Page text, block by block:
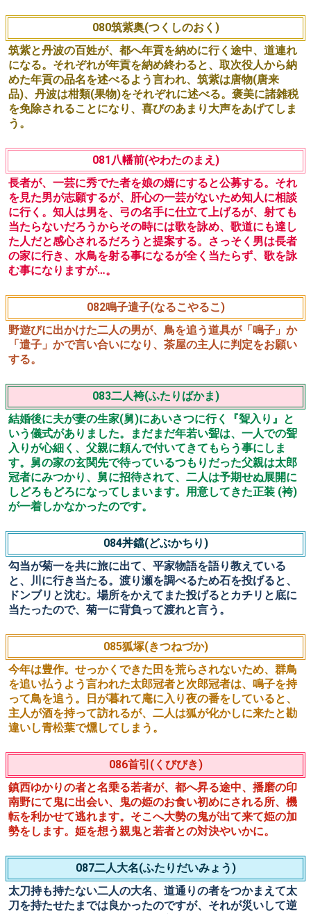
)に伝える。同じ鳥を、一方は「がん」、また一方は「かり
がね」と言う両人に、奏者は理由を問いますが、二人は見
事それぞれの由来を語り、目出度く国へと帰っていきま
す。両人が相舞で舞う「三段ノ舞」も見どころとなりま
す。
078松楪(まつゆずりは)
なる。年貢の品によそおえた歌を詠むよう命じられ、見事
に詠み、褒美に諸雑税を免除され、盃をいただき、松と楪
のめでたさを謡います。
※松も楪も正月飾りに使われます
079蛭子大黒(えびすだいこく)
摂津の国の男が、比叡山の大黒天と西宮の夷三郎を自宅へ
招こうとする。家にしめ縄を張り、待ち受けるところへ夷
080筑紫奥(つくしのおく)
筑紫と丹波の百姓が、都へ年貢を納めに行く途中、道連れ
になる。それぞれが年貢を納め終わると、取次役人から納
品)、丹波は柑類(果物)をそれぞれに述べる。褒美に諸雑税
を免除されることになり、喜びのあまり大声をあげてしま
う。
081八幡前(やわたのまえ)
長者が、一芸に秀でた者を娘の婿にすると公募する。それ
を見た男が志願するが、肝心の一芸がないため知人に相談
に行く。知人は男を、弓の名手に仕立て上げるが、射ても
た人だと感心されるだろうと提案する。さっそく男は長者
の家に行き、水鳥を射る事になるが全く当たらず、歌を詠
む事になりますが…。
082鳴子遣子(なるこやるこ)
「遣子」かで言い合いになり、茶屋の主人に判定をお願い
083二人袴(ふたりばかま)
結婚後に夫が妻の生家(舅)にあいさつに行く『聟入り』と
いう儀式がありました。まだまだ年若い聟は、一人での聟
す。舅の家の玄関先で待っているつもりだった父親は太郎
冠者にみつかり、舅に招待されて、二人は予期せぬ展開に
しどろもどろになってしまいます。用意してきた正装 (袴)
が一着しかなかったのです。
084丼鐺(どぶかちり)
勾当が菊一を共に旅に出て、平家物語を語り教えている
と、川に行き当たる。渡り瀬を調べるため石を投げると、
ドンブリと沈む。場所をかえてまた投げるとカチリと底に
当たったので、菊一に背負って渡れと言う。